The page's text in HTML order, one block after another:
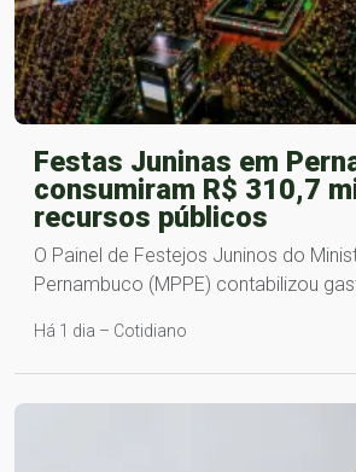
Festas Juninas em
consumiram R$ 310,7
recursos públicos
O Painel de Festejos Juninos do
Pernambuco (MPPE) contabilizou
Há 1 dia – Cotidiano